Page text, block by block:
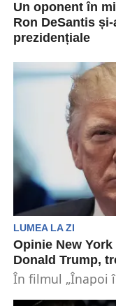
Un oponent în
Ron DeSantis
prezidențiale
prezidențială și
drept candidatul
LUMEA LA ZI
Opinie New
Donald Trump,
În filmul „Înapoi